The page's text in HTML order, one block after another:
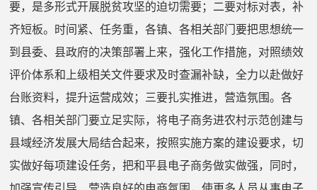
要，是多形式开展脱贫攻坚的迫切需要； 二要对标对表，补
齐短板。 时间紧、任务重，各镇、各相关部门要把思想统一
到县委、县政府的决策部署上来，强化工作措施， 对照绩效
评价体系和上级相关文件要求及时查漏补缺，全力以赴做好
台账资料，提升运营成效； 三要扎实推进，营造氛围。各
镇、各相关部门要立足实际，将电子商务进农村示范创建与
县域经济发展大局结合起来，按照实施方案的建设要求，切
实做好每项建设任务，把和平县电子商务做实做强，同时，